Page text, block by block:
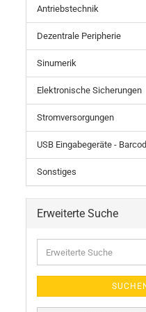
Antriebstechnik
Dezentrale Peripherie
Sinumerik
Elektronische Sicherungen
Stromversorgungen
USB Eingabegeräte -
Sonstiges
Erweiterte Suche
Suche